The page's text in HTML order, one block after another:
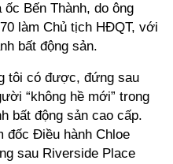
Bến Thành, do ông
làm Chủ tịch HĐQT, với
bất động sản.
tôi có được, đứng sau
“không hề mới” trong
bất động sản cao cấp.
đốc Điều hành Chloe
sau Riverside Place